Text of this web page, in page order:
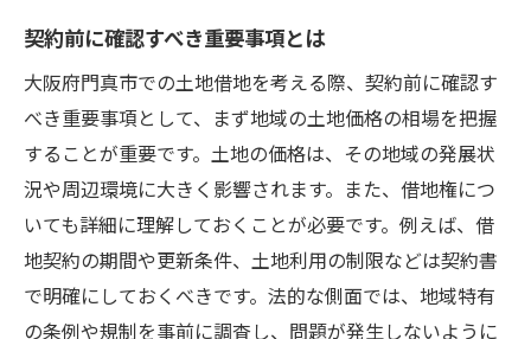
契約前に確認すべき重要事項とは
大阪府門真市での土地借地を考える際、契約前に確認す
べき重要事項として、まず地域の土地価格の相場を把握
することが重要です。土地の価格は、その地域の発展状
況や周辺環境に大きく影響されます。また、借地権につ
いても詳細に理解しておくことが必要です。例えば、借
地契約の期間や更新条件、土地利用の制限などは契約書
で明確にしておくべきです。法的な側面では、地域特有
の条例や規制を事前に調査し、問題が発生しないように